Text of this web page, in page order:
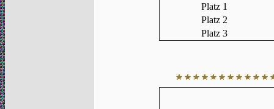
Platz 1
Platz 2
Platz 3